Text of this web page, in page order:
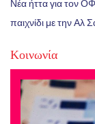
παιχνίδι με την Αλ
Κοινωνία